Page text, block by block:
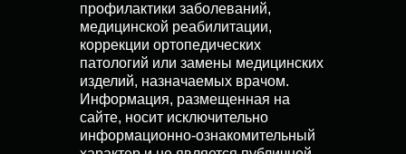
профилактики заболеваний,
медицинской реабилитации,
коррекции ортопедических
патологий или замены медицинских
изделий, назначаемых врачом.
Информация, размещенная на
сайте, носит исключительно
информационно-ознакомительный